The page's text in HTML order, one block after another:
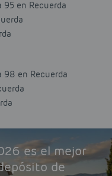
95 en Recuerda
98 en Recuerda
es el mejor
de